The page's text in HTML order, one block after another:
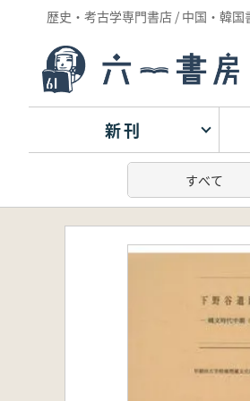
歴史・考古学専門書店 / 中国・韓
新刊